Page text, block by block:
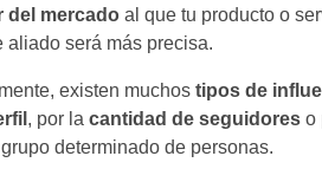
del mercado al que tu producto o
será más precisa.
existen muchos tipos de
, por la cantidad de seguidores o
determinado de personas.